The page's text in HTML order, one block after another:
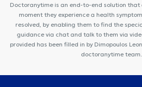
Doctoranytime is an end-to-end solution
moment they experience a health
resolved, by enabling them to find the
guidance via chat and talk to them via
provided has been filled in by Dimopoulos
doctoranytime team.